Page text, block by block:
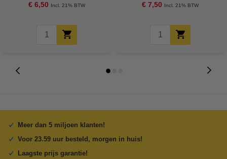
€ 6,50 Incl. 21% BTW € 7,50 Incl. 21% BTW
Meer dan 5 miljoen klanten!
Voor 23.59 uur besteld, morgen in huis!
Laagste prijs garantie!